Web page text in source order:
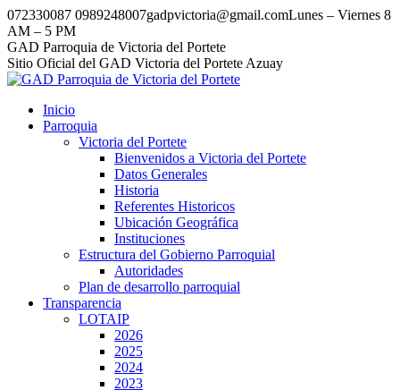
Saltar
al
contenido
072330087 0989248007gadpvictoria@gmail.comLunes – Viernes 8
AM – 5 PM
Facebook
Instagram
Tumblr
GAD Parroquia de Victoria del Portete
Sitio Oficial del GAD Victoria del Portete Azuay
Inicio
Parroquia
Victoria del Portete
Bienvenidos a Victoria del Portete
Datos Generales
Historia
Referentes Historicos
Ubicación Geográfica
Instituciones
Estructura del Gobierno Parroquial
Autoridades
Plan de desarrollo parroquial
Transparencia
LOTAIP
2026
2025
2024
2023